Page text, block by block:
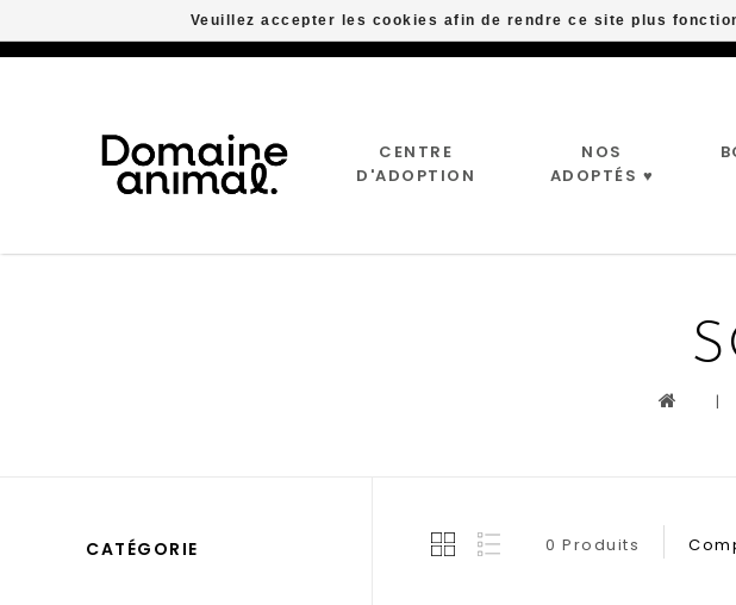
CENTRE
D'ADOPTION
NOS
ADOPTÉS ♥
|
CATÉGORIE 0 Produits
Veuillez accepter les cookies afin de rendre ce site plusLivraison